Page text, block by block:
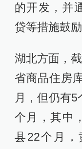
的开发，并
贷等措施鼓
湖北方面，
省商品住房
月，但仍有
个月，其中
县22个月，